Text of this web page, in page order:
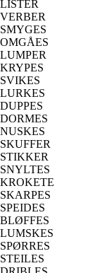
LISTER
VERBER
SMYGES
OMGÅES
LUMPER
KRYPES
SVIKES
LURKES
DUPPES
DORMES
NUSKES
SKUFFER
STIKKER
SNYLTES
KROKETE
SKARPES
SPEIDES
BLØFFES
LUMSKES
SPØRRES
STEILES